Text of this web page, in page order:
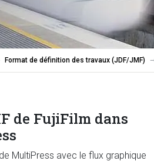
Format de définition des travaux (JDF/JMF)
de FujiFilm dans
MultiPress avec le flux graphique